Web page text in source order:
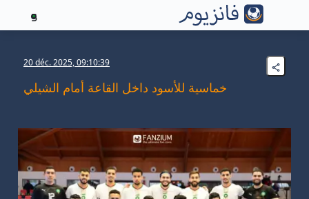
5
20 déc. 2025, 09:10:39
خماسية للأسود داخل القاعة أمام الشيلي